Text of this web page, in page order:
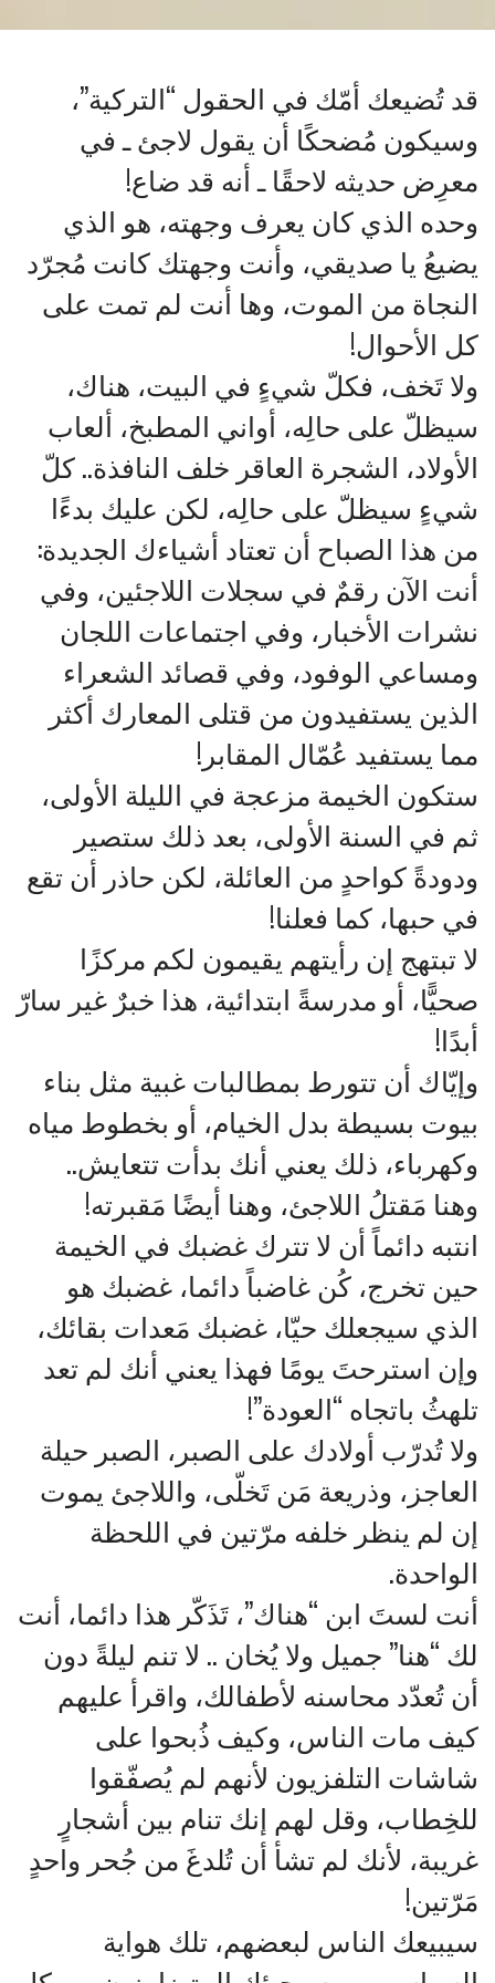
قد تُضيعك أمّك في الحقول “التركية”،
وسيكون مُضحكًا أن يقول لاجئ ـ في
معرِض حديثه لاحقًا ـ أنه قد ضاع!
وحده الذي كان يعرف وجهته، هو الذي
يضيعُ يا صديقي، وأنت وجهتك كانت مُجرّد
النجاة من الموت، وها أنت لم تمت على
كل الأحوال!
ولا تَخف، فكلّ شيءٍ في البيت، هناك،
سيظلّ على حالِه، أواني المطبخ، ألعاب
الأولاد، الشجرة العاقر خلف النافذة.. كلّ
شيءٍ سيظلّ على حالِه، لكن عليك بدءًا
من هذا الصباح أن تعتاد أشياءك الجديدة:
أنت الآن رقمٌ في سجلات اللاجئين، وفي
نشرات الأخبار، وفي اجتماعات اللجان
ومساعي الوفود، وفي قصائد الشعراء
الذين يستفيدون من قتلى المعارك أكثر
مما يستفيد عُمّال المقابر!
ستكون الخيمة مزعجة في الليلة الأولى،
ثم في السنة الأولى، بعد ذلك ستصير
ودودةً كواحدٍ من العائلة، لكن حاذر أن تقع
في حبها، كما فعلنا!
لا تبتهج إن رأيتهم يقيمون لكم مركزًا
صحيًّا، أو مدرسةً ابتدائية، هذا خبرٌ غير سارّ
أبدًا!
وإيّاك أن تتورط بمطالبات غبية مثل بناء
بيوت بسيطة بدل الخيام، أو بخطوط مياه
وكهرباء، ذلك يعني أنك بدأت تتعايش..
وهنا مَقتلُ اللاجئ، وهنا أيضًا مَقبرته!
انتبه دائماً أن لا تترك غضبك في الخيمة
حين تخرج، كُن غاضباً دائما، غضبك هو
الذي سيجعلك حيّا، غضبك مَعدات بقائك،
وإن استرحتَ يومًا فهذا يعني أنك لم تعد
تلهثُ باتجاه “العودة”!
ولا تُدرّب أولادك على الصبر، الصبر حيلة
العاجز، وذريعة مَن تَخلّى، واللاجئ يموت
إن لم ينظر خلفه مرّتين في اللحظة
الواحدة.
أنت لستَ ابن “هناك”، تَذَكّر هذا دائما، أنت
لك “هنا” جميل ولا يُخان .. لا تنم ليلةً دون
أن تُعدّد محاسنه لأطفالك، واقرأ عليهم
كيف مات الناس، وكيف ذُبحوا على
شاشات التلفزيون لأنهم لم يُصفّقوا
للخِطاب، وقل لهم إنك تنام بين أشجارٍ
غريبة، لأنك لم تشأ أن تُلدغَ من جُحر واحدٍ
مَرّتين!
سيبيعك الناس لبعضهم، تلك هواية